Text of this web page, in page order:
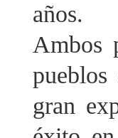
años.
Ambos
gran